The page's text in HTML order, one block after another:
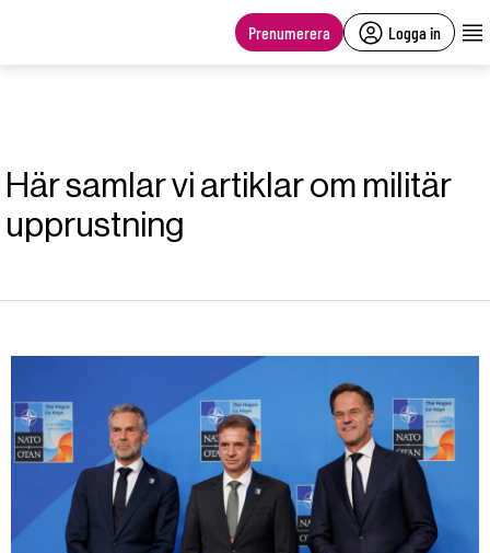
Prenumerera Logga in
Här samlar vi artiklar om militär
upprustning